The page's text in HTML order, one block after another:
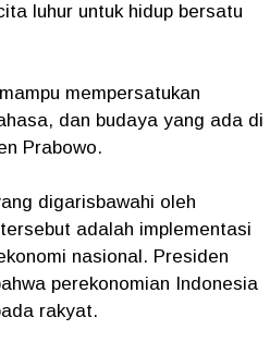
luhur untuk hidup bersatu
mempersatukan
dan budaya yang ada di
Prabowo.
digarisbawahi oleh
adalah implementasi
nasional. Presiden
perekonomian Indonesia
rakyat.